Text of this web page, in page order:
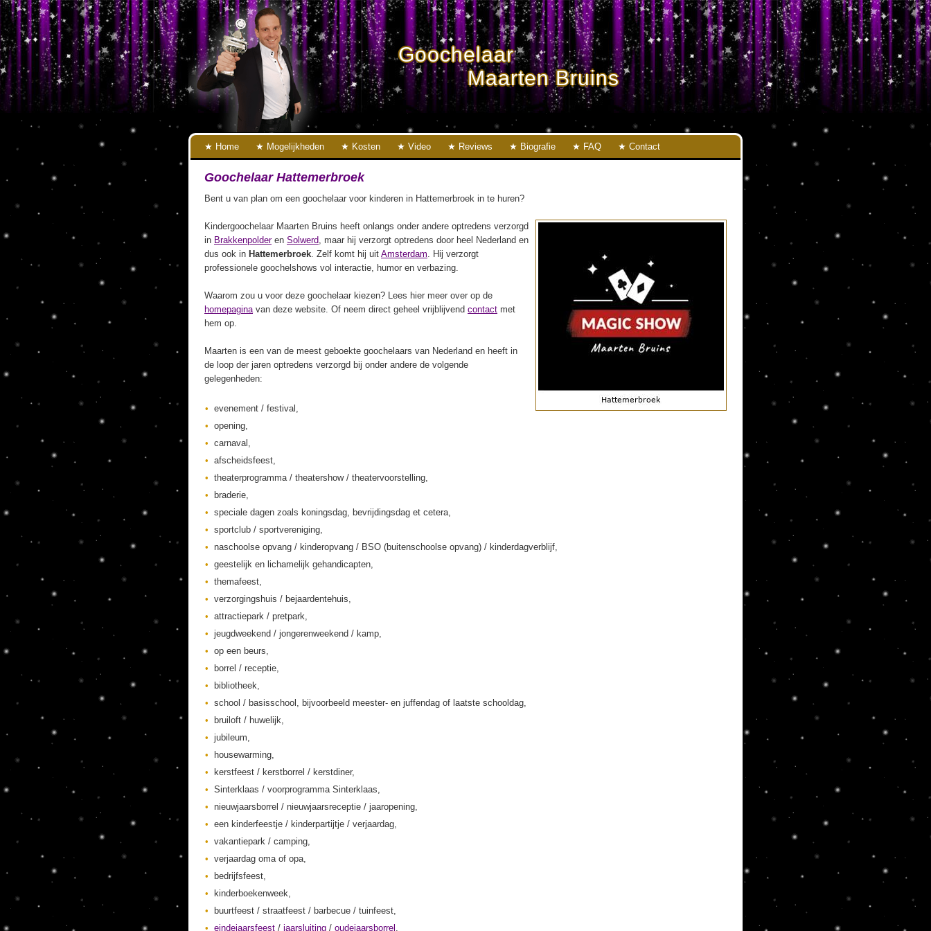
Goochelaar
Maarten Bruins
Home Mogelijkheden Kosten Video Reviews Biografie FAQ Contact
Goochelaar Hattemerbroek
Bent u van plan om een goochelaar voor kinderen in Hattemerbroek in te huren?
Kindergoochelaar Maarten Bruins heeft onlangs onder andere optredens verzorgd
in Brakkenpolderen Solwerd, maar hij verzorgt optredens door heel Nederland en
dus ook in Hattemerbroek. Zelf komt hij uit Amsterdam. Hij verzorgt
professionele goochelshows vol interactie, humor en verbazing.
Waarom zou u voor deze goochelaar kiezen? Lees hier meer over op de
homepaginavan deze website. Of neem direct geheel vrijblijvend contact met
hem op.
Maarten is een van de meest geboekte goochelaars van Nederland en heeft in
de loop der jaren optredens verzorgd bij onder andere de volgende
gelegenheden:
evenement / festival,
opening,
carnaval,
afscheidsfeest,
theaterprogramma / theatershow / theatervoorstelling,
braderie,
speciale dagen zoals koningsdag, bevrijdingsdag et cetera,
sportclub / sportvereniging,
naschoolse opvang / kinderopvang / BSO (buitenschoolse opvang) / kinderdagverblijf,
geestelijk en lichamelijk gehandicapten,
themafeest,
verzorgingshuis / bejaardentehuis,
attractiepark / pretpark,
jeugdweekend / jongerenweekend / kamp,
op een beurs,
borrel / receptie,
bibliotheek,
school / basisschool, bijvoorbeeld meester- en juffendag of laatste schooldag,
bruiloft / huwelijk,
jubileum,
housewarming,
kerstfeest / kerstborrel / kerstdiner,
Sinterklaas / voorprogramma Sinterklaas,
nieuwjaarsborrel / nieuwjaarsreceptie / jaaropening,
een kinderfeestje / kinderpartijtje / verjaardag,
vakantiepark / camping,
verjaardag oma of opa,
bedrijfsfeest,
kinderboekenweek,
buurtfeest / straatfeest / barbecue / tuinfeest,
eindejaarsfeest / jaarsluiting / oudejaarsborrel ,